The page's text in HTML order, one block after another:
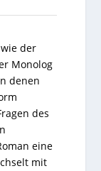
der
Monolog
denen
des
eine
mit